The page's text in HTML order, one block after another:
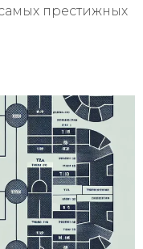
престижных